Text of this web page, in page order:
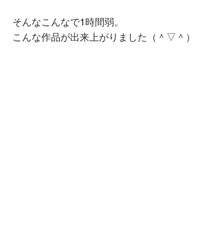
そんなこんなで1時間弱。
こんな作品が出来上がりました（＾▽＾）